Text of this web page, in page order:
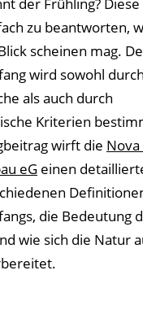
der Frühling?
zu beantworten,
scheinen mag.
wird sowohl durch
als auch durch
Kriterien
wirft die Nova
eG einen
die Bedeutung
wie sich die Natur